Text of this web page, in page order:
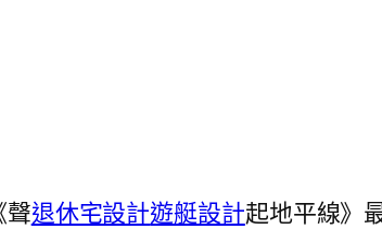
聲退休宅設計遊艇設計起地平線》